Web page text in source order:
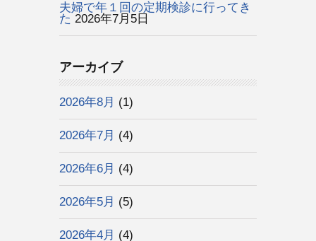
夫婦で年１回の定期検診に行ってき
た 2026年7月5日
アーカイブ
2026年8月 (1)
2026年7月 (4)
2026年6月 (4)
2026年5月 (5)
2026年4月 (4)